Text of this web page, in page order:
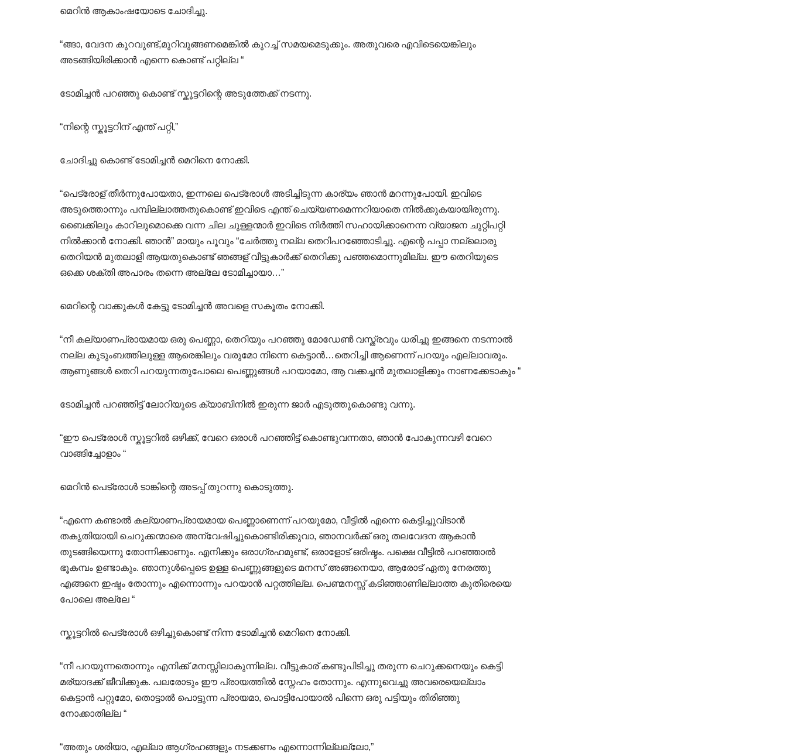
മെറിൻ ആകാംഷയോടെ ചോദിച്ചു.
“ങ്ങാ, വേദന കുറവുണ്ട്,മുറിവുങ്ങണമെങ്കിൽ കുറച്ച് സമയമെടുക്കും. അതുവരെ എവിടെയെങ്കിലും
അടങ്ങിയിരിക്കാൻ എന്നെ കൊണ്ട് പറ്റില്ല “
ടോമിച്ചൻ പറഞ്ഞു കൊണ്ട് സ്കൂട്ടറിന്റെ അടുത്തേക്ക് നടന്നു.
“നിന്റെ സ്കൂട്ടറിന് എന്ത് പറ്റി,”
ചോദിച്ചു കൊണ്ട് ടോമിച്ചൻ മെറിനെ നോക്കി.
“പെട്രോള് തീർന്നുപോയതാ, ഇന്നലെ പെട്രോൾ അടിച്ചിടുന്ന കാര്യം ഞാൻ മറന്നുപോയി. ഇവിടെ
അടുത്തൊന്നും പമ്പില്ലാത്തതുകൊണ്ട് ഇവിടെ എന്ത് ചെയ്യണമെന്നറിയാതെ നിൽക്കുകയായിരുന്നു.
ബൈക്കിലും കാറിലുമൊക്കെ വന്ന ചില ചുള്ളന്മാർ ഇവിടെ നിർത്തി സഹായിക്കാനെന്ന വ്യാജന ചുറ്റിപറ്റി
നിൽക്കാൻ നോക്കി. ഞാൻ” മായും പൂവും “ചേർത്തു നല്ല തെറിപറഞ്ഞോടിച്ചു. എന്റെ പപ്പാ നല്ലൊരു
തെറിയൻ മുതലാളി ആയതുകൊണ്ട് ഞങ്ങള് വീട്ടുകാർക്ക് തെറിക്കു പഞ്ഞമൊന്നുമില്ല. ഈ തെറിയുടെ
ഒക്കെ ശക്തി അപാരം തന്നെ അല്ലേ ടോമിച്ചായാ…”
മെറിന്റെ വാക്കുകൾ കേട്ടു ടോമിച്ചൻ അവളെ സകൂതം നോക്കി.
“നീ കല്യാണപ്രായമായ ഒരു പെണ്ണാ, തെറിയും പറഞ്ഞു മോഡേൺ വസ്ത്രവും ധരിച്ചു ഇങ്ങനെ നടന്നാൽ
നല്ല കുടുംബത്തിലുള്ള ആരെങ്കിലും വരുമോ നിന്നെ കെട്ടാൻ…തെറിച്ചി ആണെന്ന് പറയും എല്ലാവരും.
ആണുങ്ങൾ തെറി പറയുന്നതുപോലെ പെണ്ണുങ്ങൾ പറയാമോ, ആ വക്കച്ചൻ മുതലാളിക്കും നാണക്കേടാകും “
ടോമിച്ചൻ പറഞ്ഞിട്ട് ലോറിയുടെ ക്യാബിനിൽ ഇരുന്ന ജാർ എടുത്തുകൊണ്ടു വന്നു.
“ഈ പെട്രോൾ സ്കൂട്ടറിൽ ഒഴിക്ക്, വേറെ ഒരാൾ പറഞ്ഞിട്ട് കൊണ്ടുവന്നതാ, ഞാൻ പോകുന്നവഴി വേറെ
വാങ്ങിച്ചോളാം “
മെറിൻ പെട്രോൾ ടാങ്കിന്റെ അടപ്പ് തുറന്നു കൊടുത്തു.
“എന്നെ കണ്ടാൽ കല്യാണപ്രായമായ പെണ്ണാണെന്ന് പറയുമോ, വീട്ടിൽ എന്നെ കെട്ടിച്ചുവിടാൻ
തകൃതിയായി ചെറുക്കന്മാരെ അന്വേഷിച്ചുകൊണ്ടിരിക്കുവാ, ഞാനവർക്ക് ഒരു തലവേദന ആകാൻ
തുടങ്ങിയെന്നു തോന്നിക്കാണും. എനിക്കും ഒരാഗ്രഹമുണ്ട്, ഒരാളോട് ഒരിഷ്ടം. പക്ഷെ വീട്ടിൽ പറഞ്ഞാൽ
ഭൂകമ്പം ഉണ്ടാകും. ഞാനുൾപ്പെടെ ഉള്ള പെണ്ണുങ്ങളുടെ മനസ് അങ്ങനെയാ, ആരോട് ഏതു നേരത്തു
എങ്ങനെ ഇഷ്ടം തോന്നും എന്നൊന്നും പറയാൻ പറ്റത്തില്ല. പെണ്മനസ്സ് കടിഞ്ഞാണില്ലാത്ത കുതിരെയെ
പോലെ അല്ലേ “
സ്കൂട്ടറിൽ പെട്രോൾ ഒഴിച്ചുകൊണ്ട് നിന്ന ടോമിച്ചൻ മെറിനെ നോക്കി.
“നീ പറയുന്നതൊന്നും എനിക്ക് മനസ്സിലാകുന്നില്ല. വീട്ടുകാര് കണ്ടുപിടിച്ചു തരുന്ന ചെറുക്കനെയും കെട്ടി
മര്യാദക്ക് ജീവിക്കുക. പലരോടും ഈ പ്രായത്തിൽ സ്നേഹം തോന്നും. എന്നുവെച്ചു അവരെയെല്ലാം
കെട്ടാൻ പറ്റുമോ, തൊട്ടാൽ പൊട്ടുന്ന പ്രായമാ, പൊട്ടിപോയാൽ പിന്നെ ഒരു പട്ടിയും തിരിഞ്ഞു
നോക്കാതില്ല “
“അതും ശരിയാ, എല്ലാ ആഗ്രഹങ്ങളും നടക്കണം എന്നൊന്നില്ലല്ലോ,”